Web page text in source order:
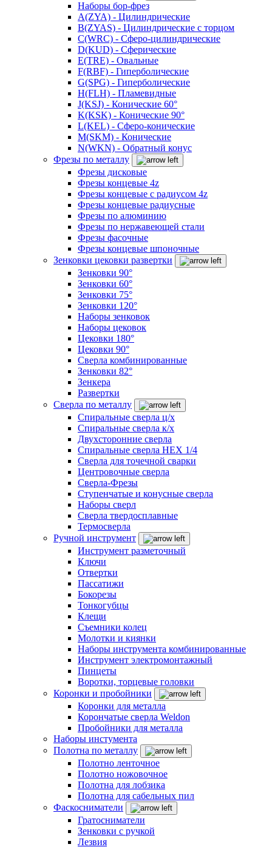
Наборы бор-фрез
A(ZYA) - Цилиндрические
B(ZYAS) - Цилиндрические с торцом
C(WRC) - Сферо-цилиндрические
D(KUD) - Сферические
E(TRE) - Овальные
F(RBF) - Гиперболические
G(SPG) - Гиперболические
H(FLH) - Пламевидные
J(KSJ) - Конические 60°
K(KSK) - Конические 90°
L(KEL) - Сферо-конические
M(SKM) - Конические
N(WKN) - Обратный конус
Фрезы по металлу
Фрезы дисковые
Фрезы концевые 4z
Фрезы концевые с радиусом 4z
Фрезы концевые радиусные
Фрезы по алюминию
Фрезы по нержавеющей стали
Фрезы фасочные
Фрезы концевые шпоночные
Зенковки цековки развертки
Зенковки 90°
Зенковки 60°
Зенковки 75°
Зенковки 120°
Наборы зенковок
Наборы цековок
Цековки 180°
Цековки 90°
Сверла комбинированные
Зенковки 82°
Зенкера
Развертки
Сверла по металлу
Спиральные сверла ц/х
Спиральные сверла к/х
Двухсторонние сверла
Спиральные сверла HEX 1/4
Сверла для точечной сварки
Центровочные сверла
Сверла-Фрезы
Ступенчатые и конусные сверла
Наборы сверл
Сверла твердосплавные
Термосверла
Ручной инструмент
Инструмент разметочный
Ключи
Отвертки
Пассатижи
Бокорезы
Тонкогубцы
Клещи
Съемники колец
Молотки и киянки
Наборы инструмента комбинированные
Инструмент электромонтажный
Пинцеты
Воротки, торцевые головки
Коронки и пробойники
Коронки для металла
Корончатые сверла Weldon
Пробойники для металла
Наборы инстумента
Полотна по металлу
Полотно ленточное
Полотно ножовочное
Полотна для лобзика
Полотна для сабельных пил
Фаскосниматели
Гратосниматели
Зенковки с ручкой
Лезвия